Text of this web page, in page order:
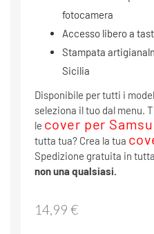
fotocamera
Accesso libero a
Stampata
Sicilia
Disponibile per tutti i
seleziona il tuo dal menu.
le cover per
tutta tua? Crea la tua
Spedizione gratuita in
non una qualsiasi.
14,99 €